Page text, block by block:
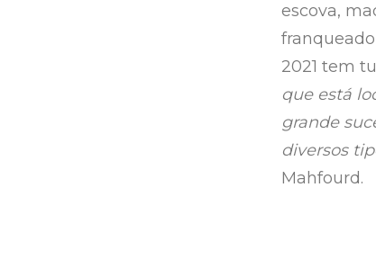
escova,
2021 tem
que está
grande
diversos
Mahfourd.